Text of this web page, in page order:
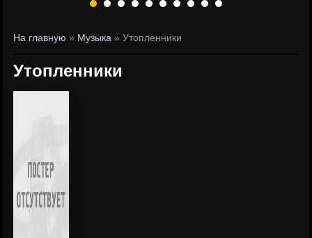
На главную » Музыка » Утопленники
Утопленники